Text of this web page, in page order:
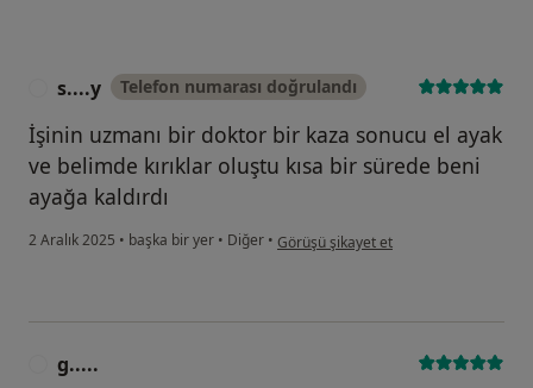
s....y Telefon numarası doğrulandı
İşinin uzmanı bir doktor bir kaza sonucu el ayak
ve belimde kırıklar oluştu kısa bir sürede beni
ayağa kaldırdı
2 Aralık 2025 • başka bir yer • Diğer • kullanıcının görüşüne göre s....y
Görüşü şikayet et
g.....